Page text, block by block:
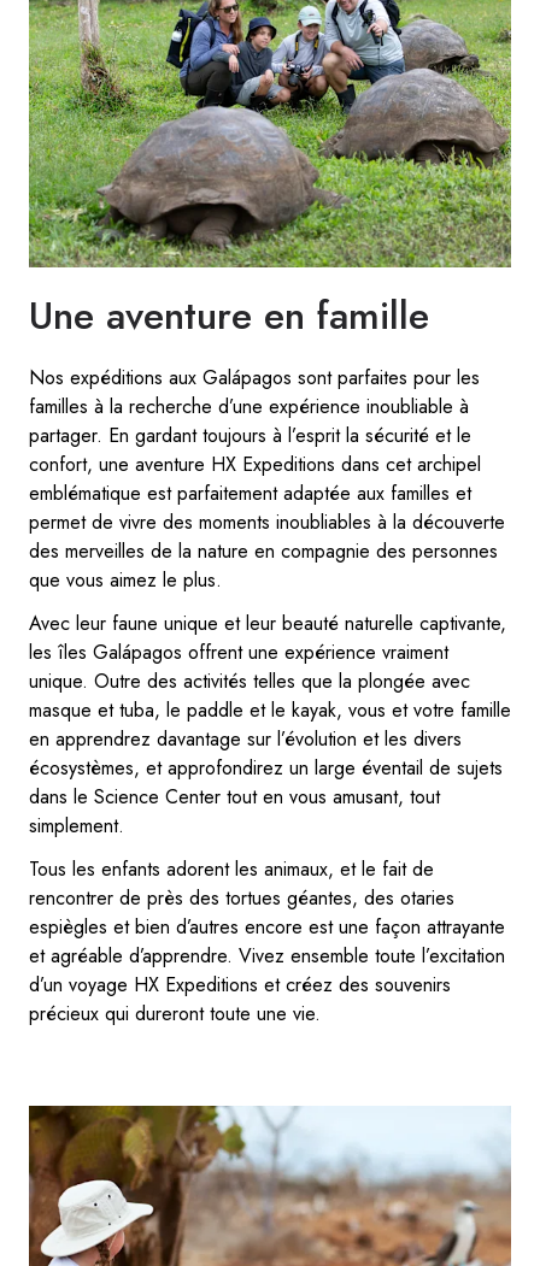
Une aventure en famille
Nos expéditions aux Galápagos sont parfaites pour les
familles à la recherche d’une expérience inoubliable à
partager. En gardant toujours à l’esprit la sécurité et le
confort, une aventure HX Expeditions dans cet archipel
emblématique est parfaitement adaptée aux familles et
permet de vivre des moments inoubliables à la découverte
des merveilles de la nature en compagnie des personnes
que vous aimez le plus.
Avec leur faune unique et leur beauté naturelle captivante,
les îles Galápagos offrent une expérience vraiment
unique. Outre des activités telles que la plongée avec
masque et tuba, le paddle et le kayak, vous et votre famille
en apprendrez davantage sur l’évolution et les divers
écosystèmes, et approfondirez un large éventail de sujets
dans le Science Center tout en vous amusant, tout
simplement.
Tous les enfants adorent les animaux, et le fait de
rencontrer de près des tortues géantes, des otaries
espiègles et bien d’autres encore est une façon attrayante
et agréable d’apprendre. Vivez ensemble toute l’excitation
d’un voyage HX Expeditions et créez des souvenirs
précieux qui dureront toute une vie.